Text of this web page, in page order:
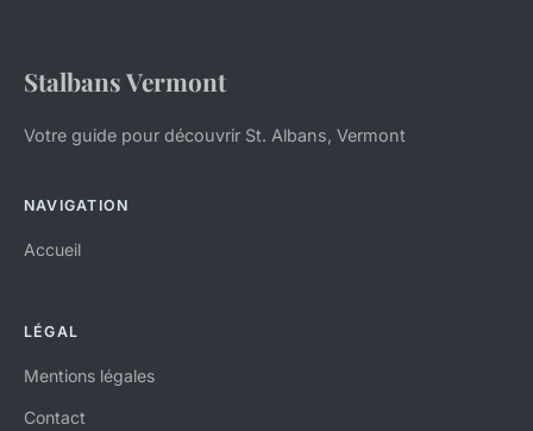
Stalbans Vermont
Votre guide pour découvrir St. Albans, Vermont
NAVIGATION
Accueil
LÉGAL
Mentions légales
Contact